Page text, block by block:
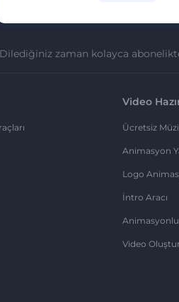
Dilediğiniz zaman kolayca
Video
Ücretsiz
Animasyon
Logo
İntro Aracı
Animasyonlu
Video